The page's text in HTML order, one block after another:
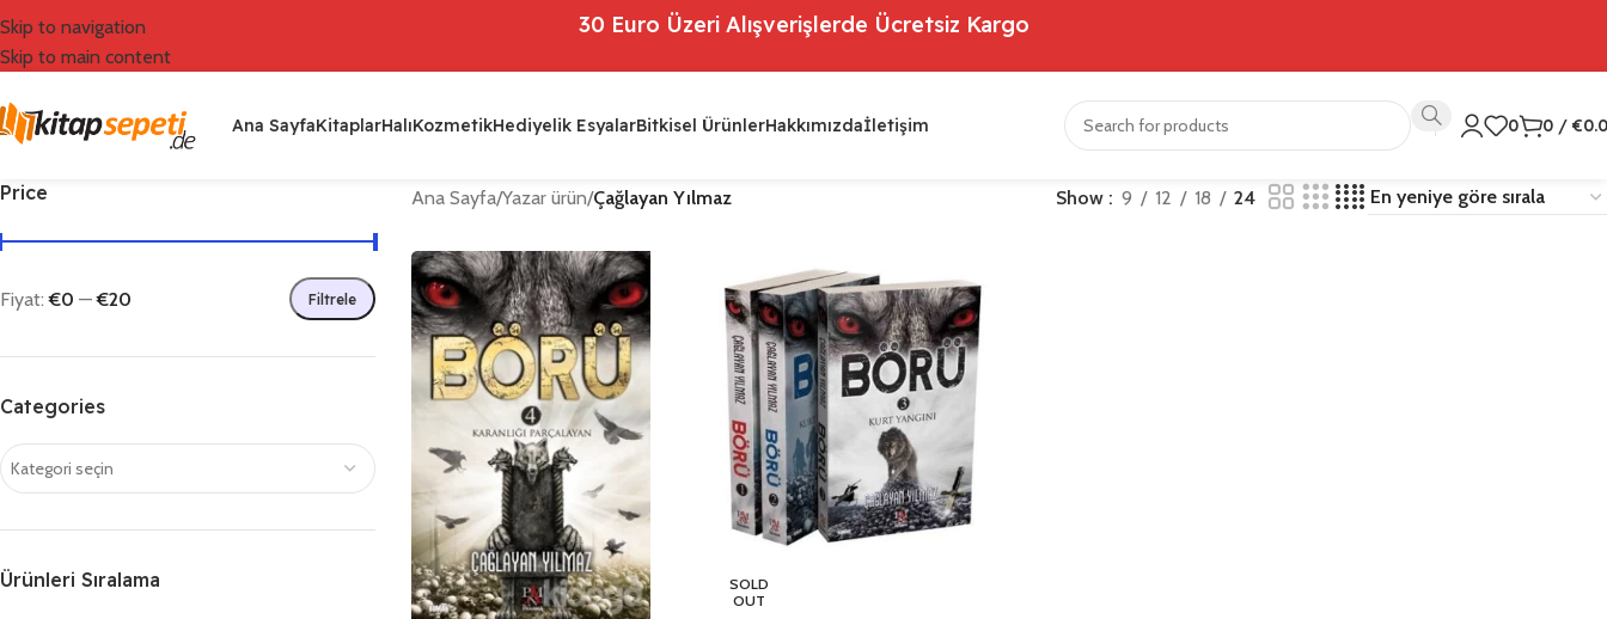
Skip to navigation
Skip to main content
30 Euro Üzeri Alışverişlerde Ücretsiz Kargo
Ana SayfaKitaplarHalıKozmetikHediyelik EsyalarBitkisel ÜrünlerHakkımızdaİletişim 0 0 / €
Price
Filtrele
Fiyat:€0 —€20
Categories
Kategori seçin
Ürünleri Sıralama
Ana Sayfa/Yazar ürün/Çağlayan Yılmaz Show 9 12 18 24
SOLD
OUT